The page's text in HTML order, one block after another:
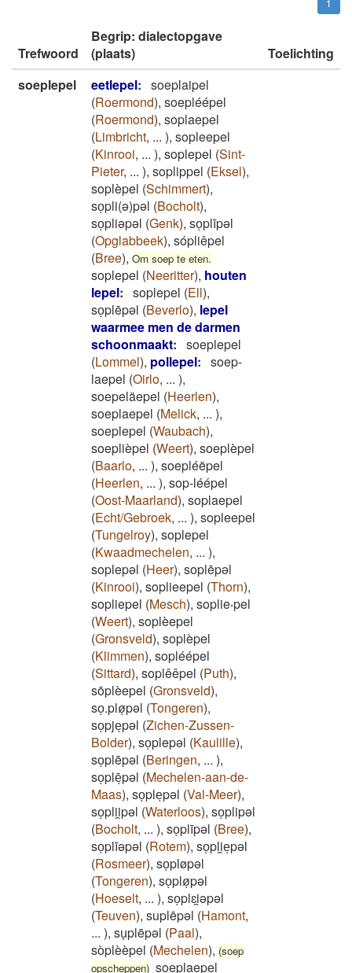
1
Trefwoord
Begrip: dialectopgave
(plaats)
Toelichting
soeplepel
eetlepel: soeplaipel
(Roermond), soepléépel
(Roermond), soplaepel
(Limbricht, ... ), sopleepel
(Kinrooi, ... ), soplepel (Sint-
Pieter, ... ), soplippel (Eksel),
soplèpel (Schimmert),
soͅpli(ə)pəl (Bocholt),
soͅpliəpəl (Genk), soͅplīpəl
(Opglabbeek), sópliêpel
(Bree), Om soep te eten.
soplepel (Neeritter), houten
lepel: soplepel (Ell),
soͅplēpəl (Beverlo), lepel
waarmee men de darmen
schoonmaakt: soeplepel
(Lommel), pollepel: soep-
laepel (Oirlo, ... ),
soepeläepel (Heerlen),
soeplaepel (Melick, ... ),
soeplepel (Waubach),
soeplièpel (Weert), soeplèpel
(Baarlo, ... ), soepléëpel
(Heerlen, ... ), sop-léépel
(Oost-Maarland), soplaepel
(Echt/Gebroek, ... ), sopleepel
(Tungelroy), soplepel
(Kwaadmechelen, ... ),
soplepəl (Heer), soplēpəl
(Kinrooi), soplieepel (Thorn),
sopliepel (Mesch), soplie‧pel
(Weert), soplèepel
(Gronsveld), soplèpel
(Klimmen), sopléépel
(Sittard), soplêêpel (Puth),
sōplèepel (Gronsveld),
soͅ.pløͅpəl (Tongeren),
soͅpjeͅpəl (Zichen-Zussen-
Bolder), soͅplepəl (Kaulille),
soͅplēpəl (Beringen, ... ),
soͅplēͅpəl (Mechelen-aan-de-
Maas), soͅpleͅpəl (Val-Meer),
soͅplii̯pəl (Waterloos), soͅplipəl
(Bocholt, ... ), soͅplīpəl (Bree),
soͅplīəpəl (Rotem), soͅpli̯eͅpəl
(Rosmeer), soͅpløpəl
(Tongeren), soͅpløͅpəl
(Hoeselt, ... ), soͅplɛi̯əpəl
(Teuven), suplēpəl (Hamont,
... ), su̞plēpəl (Paal),
sòplèèpel (Mechelen), (soep
opscheppen) soeplaepel